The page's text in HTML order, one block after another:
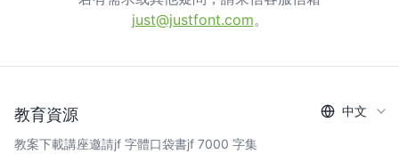
just@justfont.com。
教育資源
教案下載講座邀請jf 字體口袋書jf 7000 字集
中文